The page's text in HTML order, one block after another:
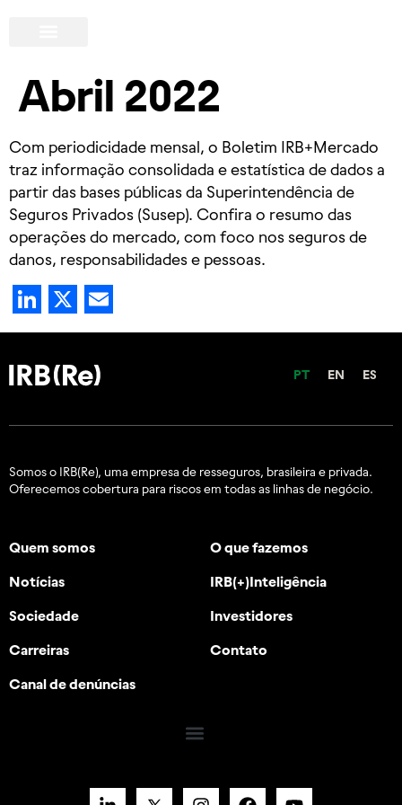
Abril 2022
Com periodicidade mensal, o Boletim IRB+Mercado
traz informação consolidada e estatística de dados a
partir das bases públicas da Superintendência de
Seguros Privados (Susep). Confira o resumo das
operações do mercado, com foco nos seguros de
danos, responsabilidades e pessoas.
LinkedIn
X
PT EN ES
Somos o IRB(Re), uma empresa de resseguros, brasileira e privada.
Oferecemos cobertura para riscos em todas as linhas de negócio.
Quem somos O que fazemos
Notícias IRB(+)Inteligência
Sociedade Investidores
Carreiras Contato
Canal de denúncias